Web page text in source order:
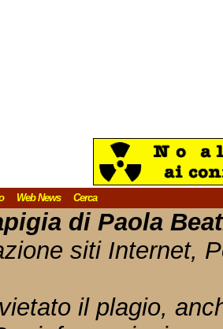
Web News Cerca
di Paola
siti Internet,
il plagio,